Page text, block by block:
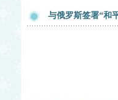
与俄罗斯签署“和